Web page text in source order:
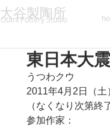
大谷製陶所
Otani Pottery Studio
東日本大
うつわクウ
2011年4月2日（土
（なくなり次第終
参加作家：